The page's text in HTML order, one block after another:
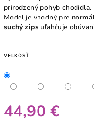
prirodzený pohyb chodidla.
Model je vhodný pre
suchý zips uľahčuje
VEĽKOSŤ
44,90 €